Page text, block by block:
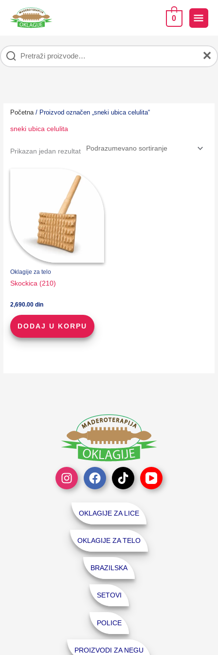
sadržaj
0
✕
Početna / Proizvod označen „sneki ubica celulita“
sneki ubica celulita
Prikazan jedan rezultat
Oklagije za telo
Skockica (210)
2,690.00din
DODAJ U KORPU
OKLAGIJE ZA LICE
OKLAGIJE ZA TELO
BRAZILSKA
SETOVI
POLICE
PROIZVODI ZA NEGU